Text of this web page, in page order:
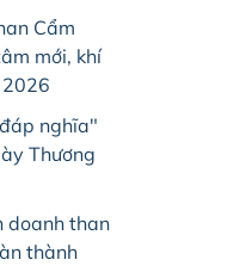
Cẩm
mới, khí
2026
nghĩa"
Thương
doanh than
thành